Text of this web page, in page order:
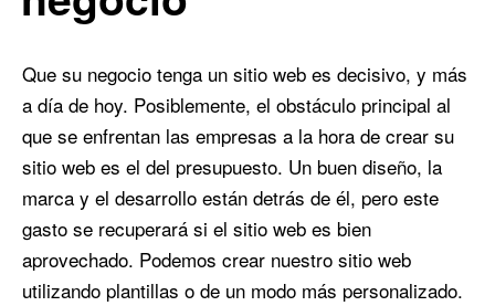
Que su negocio tenga un sitio web es decisivo, y más
a día de hoy. Posiblemente, el obstáculo principal al
que se enfrentan las empresas a la hora de crear su
sitio web es el del presupuesto. Un buen diseño, la
marca y el desarrollo están detrás de él, pero este
gasto se recuperará si el sitio web es bien
aprovechado. Podemos crear nuestro sitio web
utilizando plantillas o de un modo más personalizado.